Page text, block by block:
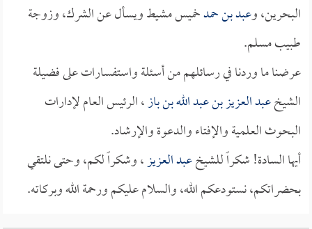
البحرين، وعبد بن حمدخميس مشيط ويسأل عن الشرك، وزوجة
طبيب مسلم.
عرضنا ما وردنا في رسائلهم من أسئلة واستفسارات على فضيلة
الشيخعبد العزيز بن عبد الله بن باز، الرئيس العام لإدارات
البحوث العلمية والإفتاء والدعوة والإرشاد.
أيها السادة! شكراً للشيخعبد العزيز، وشكراً لكم، وحتى نلتقي
بحضراتكم، نستودعكم الله، والسلام عليكم ورحمة الله وبركاته.